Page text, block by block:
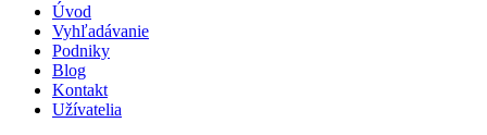
Úvod
Vyhľadávanie
Podniky
Blog
Kontakt
Užívatelia